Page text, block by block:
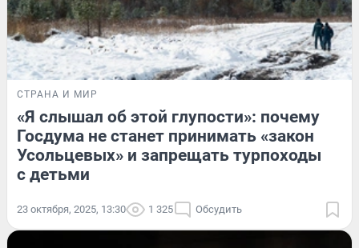
СТРАНА И МИР
«Я слышал об этой глупости»: почему
Госдума не станет принимать «закон
Усольцевых» и запрещать турпоходы
с детьми
23 октября, 2025, 13:30 1 325 Обсудить